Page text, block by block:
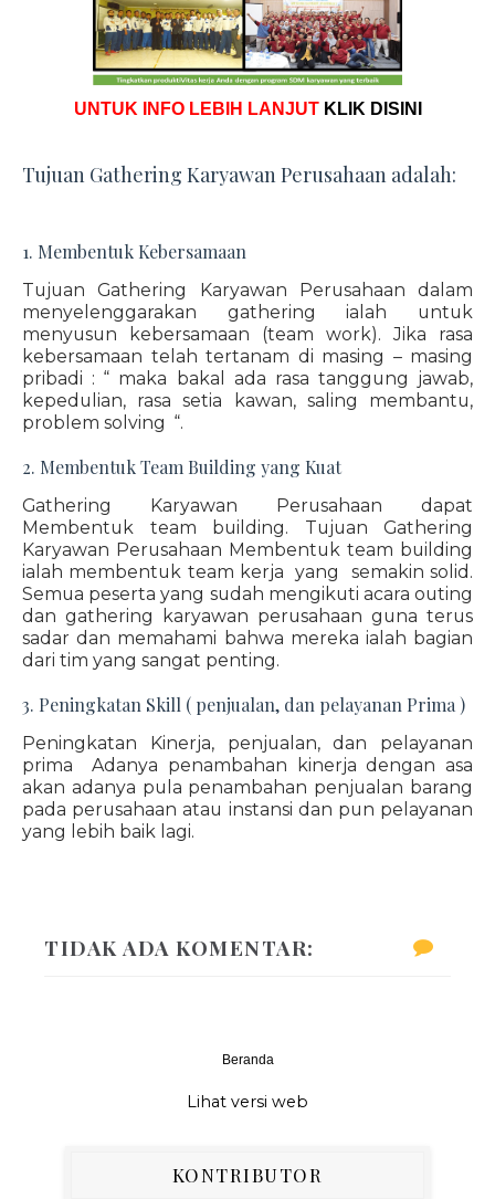
UNTUK INFO LEBIH LANJUT KLIK DISINI
Tujuan Gathering Karyawan Perusahaan adalah:
1. Membentuk Kebersamaan
Tujuan Gathering Karyawan Perusahaan dalam
menyelenggarakan gathering ialah untuk
menyusun kebersamaan (team work). Jika rasa
kebersamaan telah tertanam di masing – masing
pribadi : “ maka bakal ada rasa tanggung jawab,
kepedulian, rasa setia kawan, saling membantu,
problem solving “.
2. Membentuk Team Building yang Kuat
Gathering Karyawan Perusahaan dapat
Membentuk team building. Tujuan Gathering
Karyawan Perusahaan Membentuk team building
ialah membentuk team kerja yang semakin solid.
Semua peserta yang sudah mengikuti acara outing
dan gathering karyawan perusahaan guna terus
sadar dan memahami bahwa mereka ialah bagian
dari tim yang sangat penting.
3. Peningkatan Skill ( penjualan, dan pelayanan Prima )
Peningkatan Kinerja, penjualan, dan pelayanan
prima Adanya penambahan kinerja dengan asa
akan adanya pula penambahan penjualan barang
pada perusahaan atau instansi dan pun pelayanan
yang lebih baik lagi.
TIDAK ADA KOMENTAR:
Beranda
Lihat versi web
KONTRIBUTOR